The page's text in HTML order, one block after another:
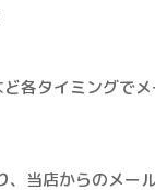
各タイミングでメ
当店からのメー